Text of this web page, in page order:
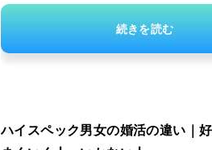
続きを読む
ハイスペック男女の婚活の違い｜